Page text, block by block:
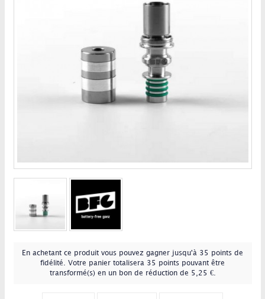
En achetant ce produit vous pouvez gagner jusqu'à 35 points de
fidélité . Votre panier totalisera 35 points pouvant être
transformé(s) en un bon de réduction de 5,25 €.